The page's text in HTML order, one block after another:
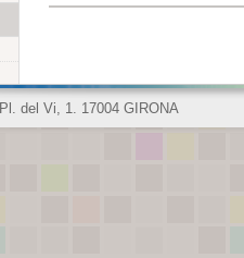
Pl. del Vi, 1. 17004 GIRONA